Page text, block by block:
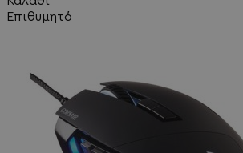
Επιθυμητό